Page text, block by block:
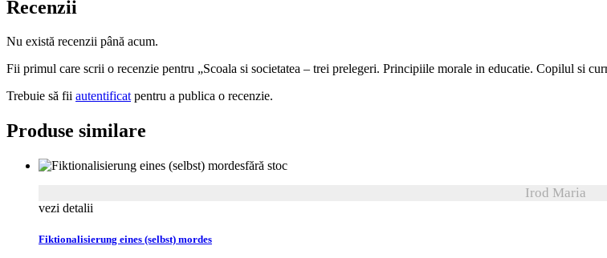
Recenzii
Nu există recenzii până acum.
Fii primul care scrii o recenzie pentru „Scoala si societatea – trei prelegeri. Principiile morale in educatie. Copilul si
Trebuie să fii autentificatpentru a publica o recenzie.
Produse similare
fără stoc
Irod Maria
vezi detalii
Fiktionalisierung eines (selbst) mordes